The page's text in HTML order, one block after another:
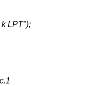
LPT");